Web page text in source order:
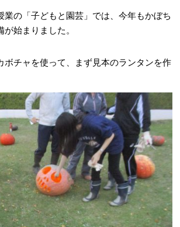
業の「子どもと園芸」では、今年もかぼち
始まりました。
ボチャを使って、まず見本のランタンを作